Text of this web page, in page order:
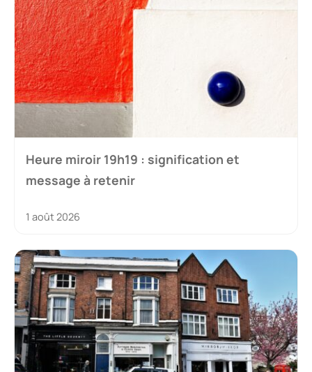
Heure miroir 19h19 : signification et
message à retenir
1 août 2026